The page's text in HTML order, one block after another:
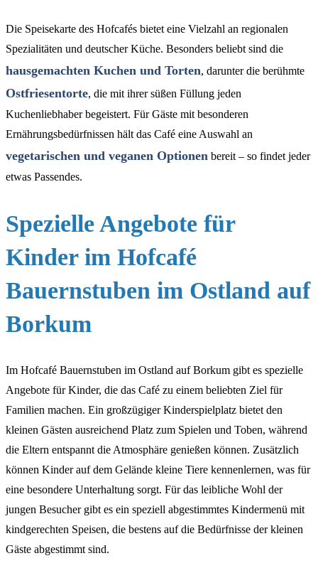
Die Speisekarte des Hofcafés bietet eine Vielzahl an regionalen
Spezialitäten und deutscher Küche. Besonders beliebt sind die
hausgemachten Kuchen und Torten, darunter die berühmte
Ostfriesentorte, die mit ihrer süßen Füllung jeden
Kuchenliebhaber begeistert. Für Gäste mit besonderen
Ernährungsbedürfnissen hält das Café eine Auswahl an
vegetarischen und veganen Optionen bereit – so findet jeder
etwas Passendes.
Spezielle Angebote für
Kinder im Hofcafé
Bauernstuben im Ostland auf
Borkum
Im Hofcafé Bauernstuben im Ostland auf Borkum gibt es spezielle
Angebote für Kinder, die das Café zu einem beliebten Ziel für
Familien machen. Ein großzügiger Kinderspielplatz bietet den
kleinen Gästen ausreichend Platz zum Spielen und Toben, während
die Eltern entspannt die Atmosphäre genießen können. Zusätzlich
können Kinder auf dem Gelände kleine Tiere kennenlernen, was für
eine besondere Unterhaltung sorgt. Für das leibliche Wohl der
jungen Besucher gibt es ein speziell abgestimmtes Kindermenü mit
kindgerechten Speisen, die bestens auf die Bedürfnisse der kleinen
Gäste abgestimmt sind.